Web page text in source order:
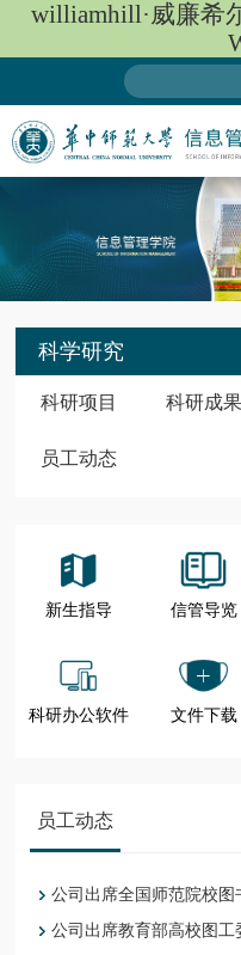
williamhill·威廉希
科学研究
科研项目 科研成果
员工动态
新生指导 信管导览
科研办公软件 文件下载
员工动态
公司出席教育部高校图工